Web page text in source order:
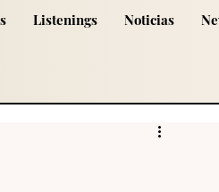
Listenings Noticias